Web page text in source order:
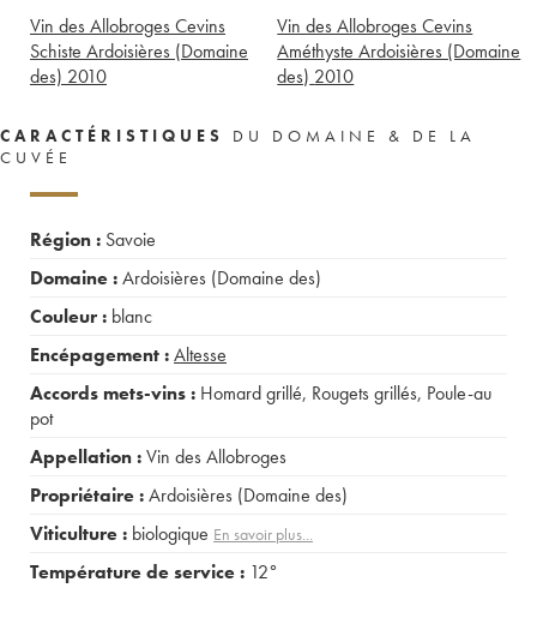
Vin des Allobroges Cevins
Schiste Ardoisières (Domaine
des) 2010
Vin des Allobroges Cevins
Améthyste Ardoisières (Domaine
des) 2010
CARACTÉRISTIQUES
DU DOMAINE & DE LA
CUVÉE
Région : Savoie
Domaine :Ardoisières (Domaine des)
Couleur : blanc
Encépagement :Altesse
Accords mets-vins : Homard grillé, Rougets grillés, Poule-au
pot
Appellation :Vin des Allobroges
Propriétaire :Ardoisières (Domaine des)
Viticulture : biologique En savoir plus...
Température de service : 12°